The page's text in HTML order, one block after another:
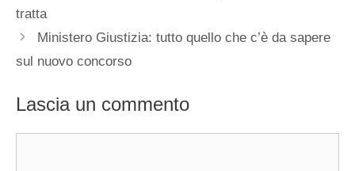
tratta
Ministero Giustizia: tutto quello che c’è da sapere
sul nuovo concorso
Lascia un commento